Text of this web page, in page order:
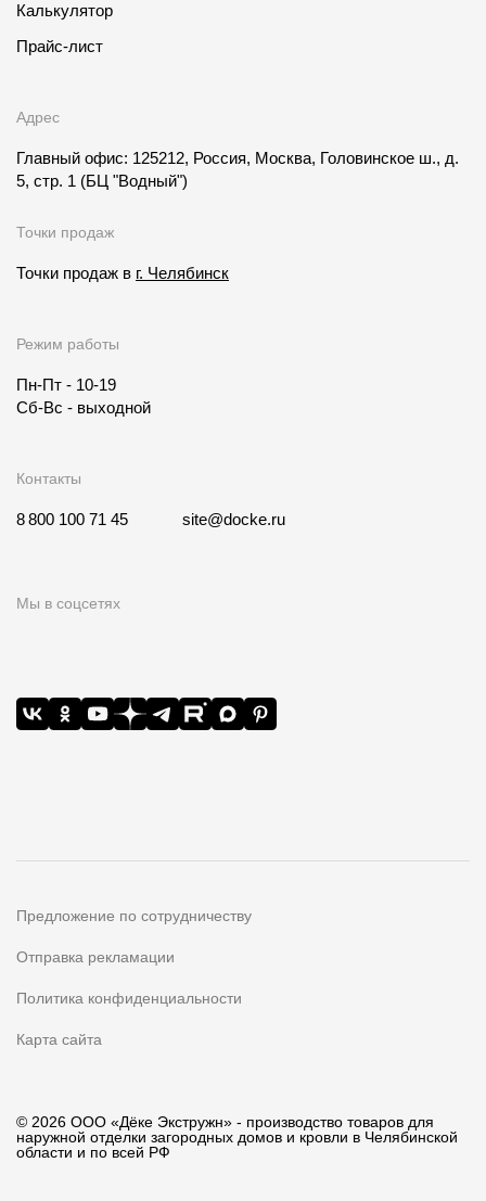
Калькулятор
Прайс-лист
Адрес
Главный офис: 125212, Россия, Москва, Головинское ш., д.
5, стр. 1 (БЦ "Водный")
Точки продаж
Точки продаж в г. Челябинск
Режим работы
Пн-Пт - 10-19
Сб-Вс - выходной
Контакты
8 800 100 71 45 site@docke.ru
Мы в соцсетях
Предложение по сотрудничеству
Отправка рекламации
Политика конфиденциальности
Карта сайта
© 2026 ООО «Дёке Экстружн» - производство товаров для
наружной отделки загородных домов и кровли в Челябинской
области и по всей РФ